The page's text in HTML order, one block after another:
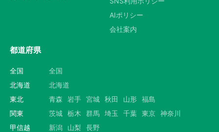
AIポリシー
会社案内
都道府県
全国
全国
北海道
北海道
東北
青森 岩手 宮城 秋田 山形 福島
関東
茨城 栃木 群馬 埼玉 千葉 東京 神奈川
甲信越
新潟 山梨
長野